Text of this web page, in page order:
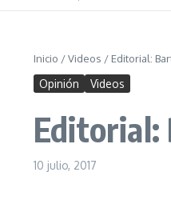
Inicio /Videos / Editorial:
Opinión Videos
Editorial:
10 julio, 2017